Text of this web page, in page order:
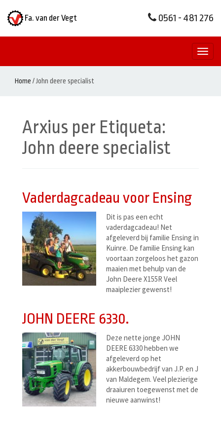
Fa. van der Vegt 0561 - 481 276
Home /John deere specialist
Arxius per Etiqueta:
John deere specialist
Vaderdagcadeau voor Ensing
Dit is pas een echt
vaderdagcadeau! Net
afgeleverd bij familie Ensing in
Kuinre. De familie Ensing kan
voortaan zorgeloos het gazon
maaien met behulp van de
John Deere X155R Veel
maaiplezier gewenst!
JOHN DEERE 6330.
Deze nette jonge JOHN
DEERE 6330 hebben we
afgeleverd op het
akkerbouwbedrijf van J.P. en J
van Maldegem. Veel plezierige
draaiuren toegewenst met de
nieuwe aanwinst!